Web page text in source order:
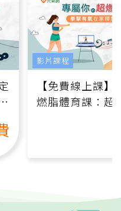
【免費線上課
燃脂體育課：超
影片課程